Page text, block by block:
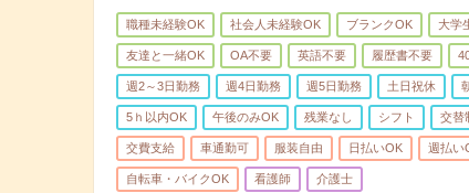
職種未経験OK 社会人未経験OK ブランクOK 大学
友達と一緒OK OA不要 英語不要 履歴書不要
週2～3日勤務 週4日勤務 週5日勤務 土日祝休
5ｈ以内OK 午後のみOK 残業なし シフト 交替
交費支給 車通勤可 服装自由 日払いOK 週払い
自転車・バイクOK 看護師 介護士